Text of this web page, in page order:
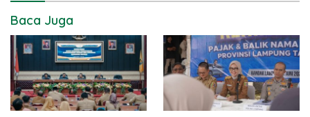
Baca Juga